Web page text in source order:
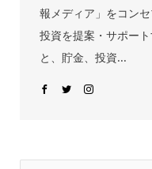
報メディア」をコン
投資を提案・サポー
と、貯金、投資...